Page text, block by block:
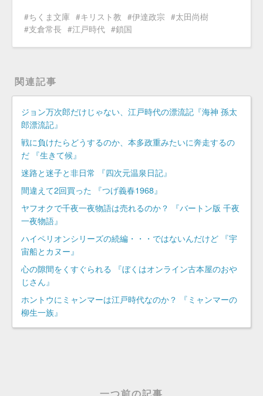
ちくま文庫 キリスト教 伊達政宗
太田尚樹
支倉常長
江戸時代 鎖国
関連記事
ジョン万次郎だけじゃない、江戸時代の漂流記『海神 孫太
郎漂流記』
戦に負けたらどうするのか、本多政重みたいに奔走するの
だ 『生きて候』
迷路と迷子と非日常 『四次元温泉日記』
間違えて2回買った 『つげ義春1968』
ヤフオクで千夜一夜物語は売れるのか？ 『バートン版 千夜
一夜物語』
ハイペリオンシリーズの続編・・・ではないんだけど 『宇
宙船とカヌー』
心の隙間をくすぐられる 『ぼくはオンライン古本屋のおや
じさん』
ホントウにミャンマーは江戸時代なのか？ 『ミャンマーの
柳生一族』
一つ前の記事